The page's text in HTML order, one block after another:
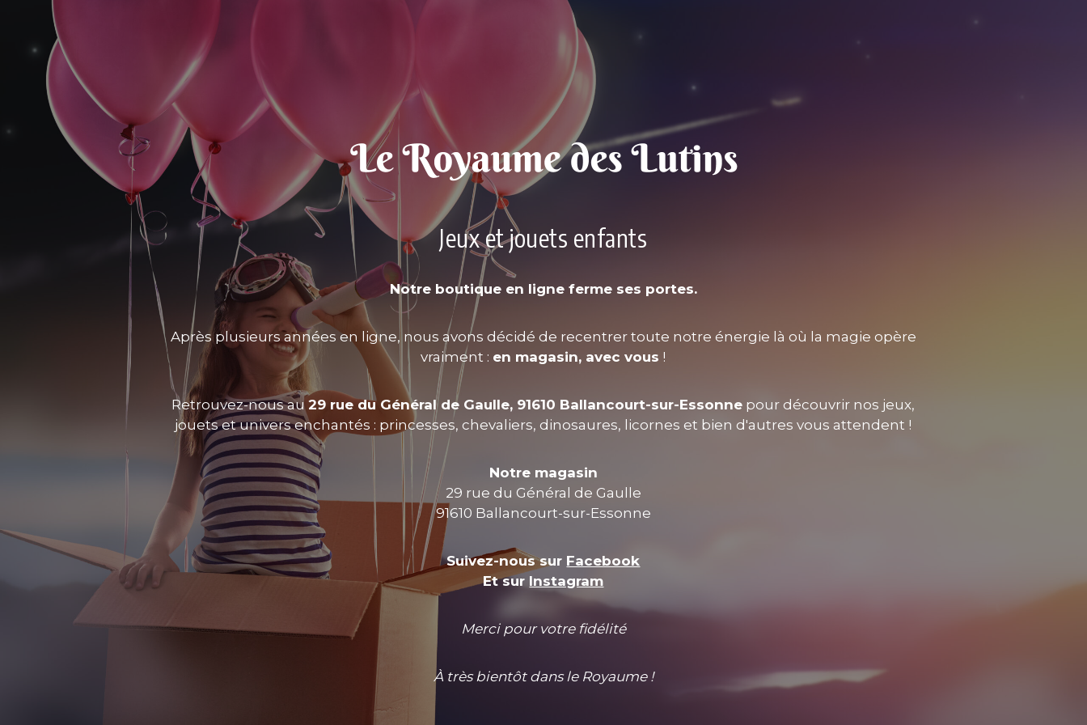
Jeux et jouets enfants
Notre boutique en ligne ferme ses portes.
Après plusieurs années en ligne, nous avons décidé de recentrer toute notre énergie là où la magie opère
vraiment : en magasin, avec vous !
Retrouvez-nous au29 rue du Général de Gaulle, 91610 Ballancourt-sur-Essonne pour découvrir nos jeux,
jouets et univers enchantés : princesses, chevaliers, dinosaures, licornes et bien d'autres vous attendent !
Notre magasin
29 rue du Général de Gaulle
91610 Ballancourt-sur-Essonne
Suivez-nous sur Facebook
Et sur Instagram
Merci pour votre fidélité
À très bientôt dans le Royaume !